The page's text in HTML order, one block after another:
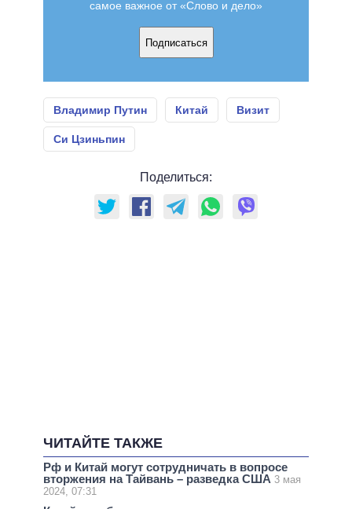
самое важное от «Слово и дело»
Подписаться
Владимир Путин Китай Визит
Си Цзиньпин
Поделиться:
ЧИТАЙТЕ ТАКЖЕ
Рф и Китай могут сотрудничать в вопросе
вторжения на Тайвань – разведка США 3 мая
2024, 07:31